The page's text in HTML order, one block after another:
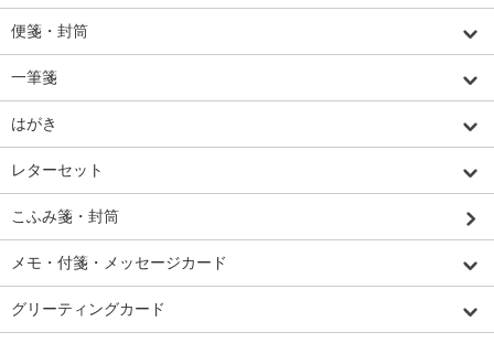
便箋・封筒
一筆箋
はがき
レターセット
こふみ箋・封筒
メモ・付箋・メッセージカード
グリーティングカード